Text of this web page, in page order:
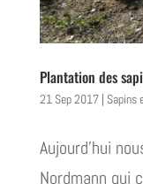
Plantation des
21 Sep 2017| Sapins
Aujourd’hui
Nordmann qui